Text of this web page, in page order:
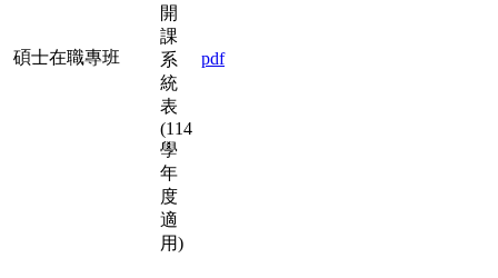
碩士在職專班
開
課
系
統
表
(114
學
年
度
適
用)
pdf